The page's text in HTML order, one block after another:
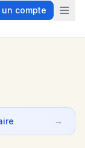
un compte
→